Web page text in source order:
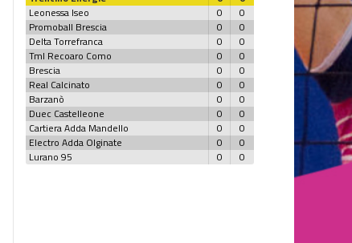
Leonessa Iseo
0
0
Promoball Brescia
0
0
Delta Torrefranca
0
0
Tml Recoaro Como
0
0
Brescia
0
0
Real Calcinato
0
0
Barzanò
0
0
Duec Castelleone
0
0
Cartiera Adda Mandello
0
0
Electro Adda Olginate
0
0
Lurano 95
0 0